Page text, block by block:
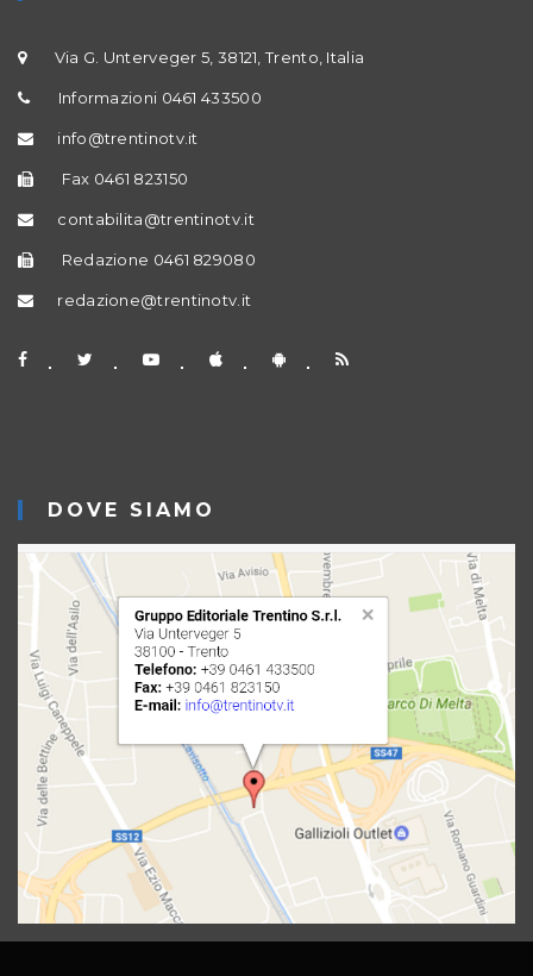
Via G. Unterveger 5, 38121, Trento, Italia
Informazioni 0461 433500
info@trentinotv.it
Fax 0461 823150
contabilita@trentinotv.it
Redazione 0461 829080
redazione@trentinotv.it
DOVE SIAMO